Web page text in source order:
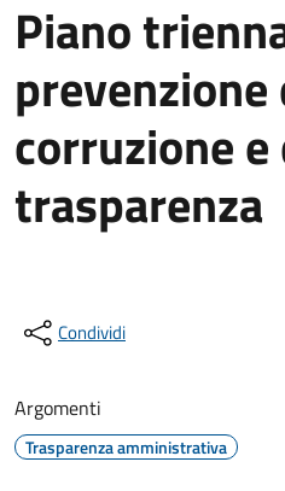
Piano
prevenzione
corruzione
trasparenza
Condividi
Argomenti
Trasparenza amministrativa